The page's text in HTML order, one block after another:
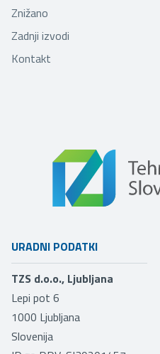
Znižano
Zadnji izvodi
Kontakt
URADNI PODATKI
TZS d.o.o., Ljubljana
Lepi pot 6
1000 Ljubljana
Slovenija